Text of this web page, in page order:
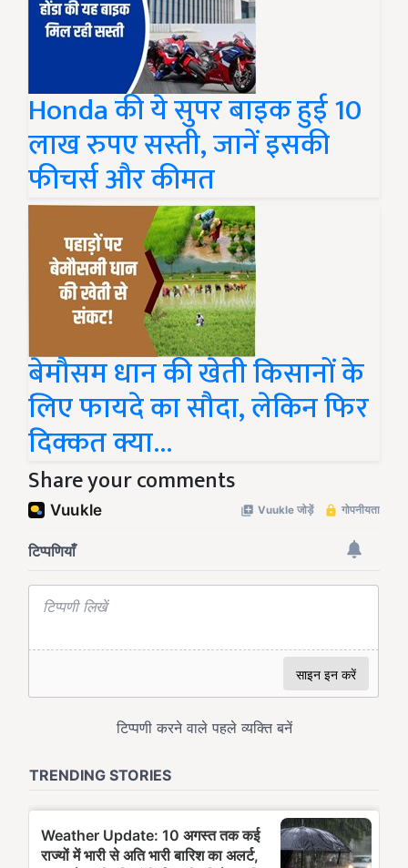
Honda की ये सुपर बाइक हुई 10
लाख रुपए सस्ती, जानें इसकी
फीचर्स और कीमत
बेमौसम धान की खेती किसानों के
लिए फायदे का सौदा, लेकिन फिर
दिक्कत क्या...
Share your comments